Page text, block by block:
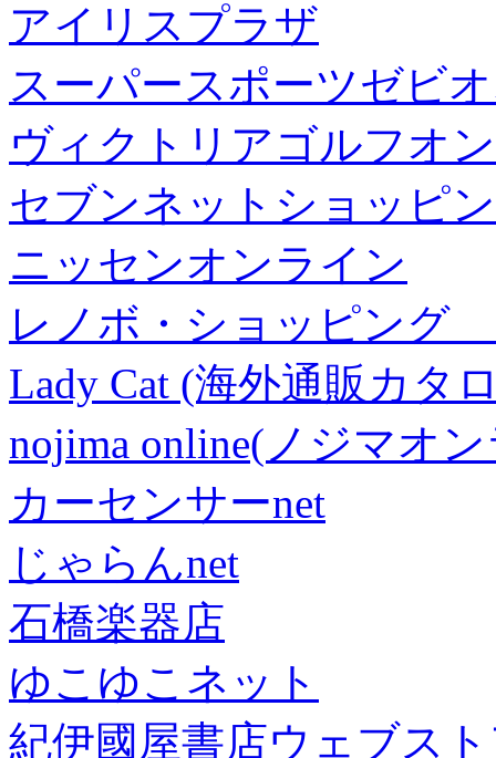
アイリスプラザ
スーパースポーツゼビ
ヴィクトリアゴルフオ
セブンネットショッピ
ニッセンオンライン
レノボ・ショッピング
Lady Cat (海外通販カタ
nojima online(ノジマオ
カーセンサーnet
じゃらんnet
石橋楽器店
ゆこゆこネット
紀伊國屋書店ウェブス